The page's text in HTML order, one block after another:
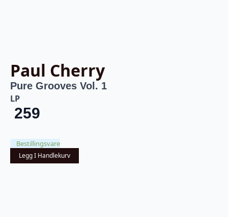
Paul Cherry
Pure Grooves Vol. 1
LP
259
Bestillingsvare
Legg I Handlekurv